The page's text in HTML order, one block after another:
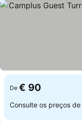
De € 90
Consulte os preços de